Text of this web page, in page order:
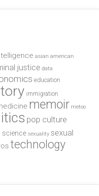
asian american
justice data
education
immigration
memoir metoo
pop culture
science sexuality sexual
technology